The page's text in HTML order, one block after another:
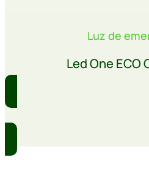
Luz de
Led One ECO